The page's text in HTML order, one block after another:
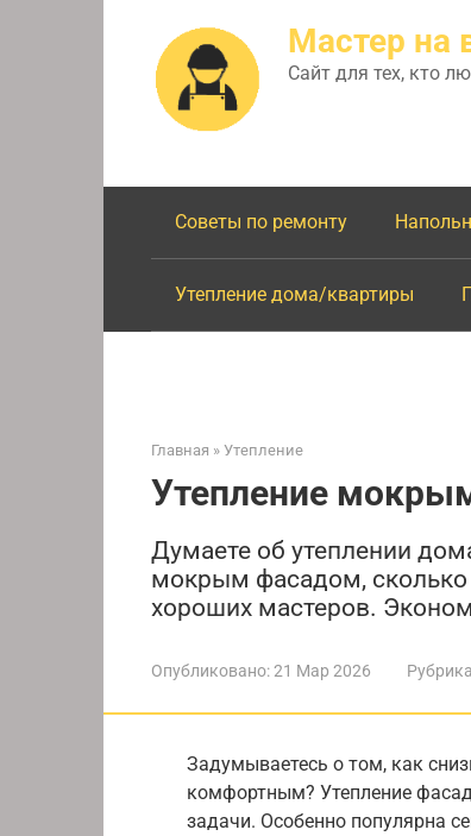
Мастер на
Сайт для тех, кто
Советы по ремонту
Утепление дома/квартиры
Главная » Утепление
Утепление
Думаете об утеплении
мокрым фасадом, сколько
хороших мастеров.
Опубликовано:21 Мар 2026
Задумываетесь о том, как
комфортным? Утепление
задачи. Особенно популярна